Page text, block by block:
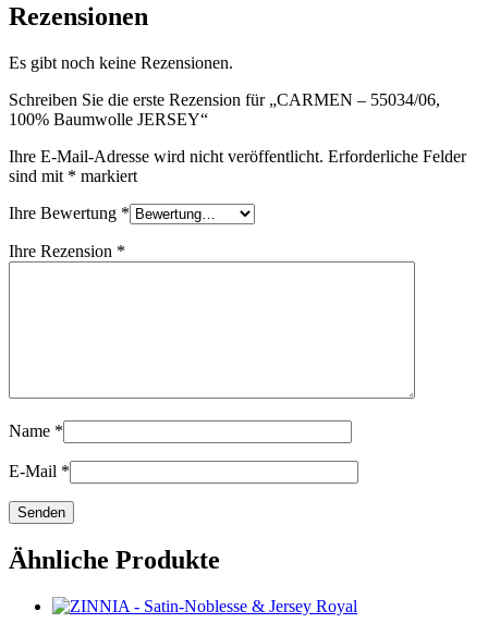
Rezensionen
Es gibt noch keine Rezensionen.
Schreiben Sie die erste Rezension für „CARMEN – 55034/06,
100% Baumwolle JERSEY“
Ihre E-Mail-Adresse wird nicht veröffentlicht. Erforderliche Felder
sind mit * markiert
Ihre Bewertung *
Ihre Rezension *
Name *
E-Mail *
Ähnliche Produkte